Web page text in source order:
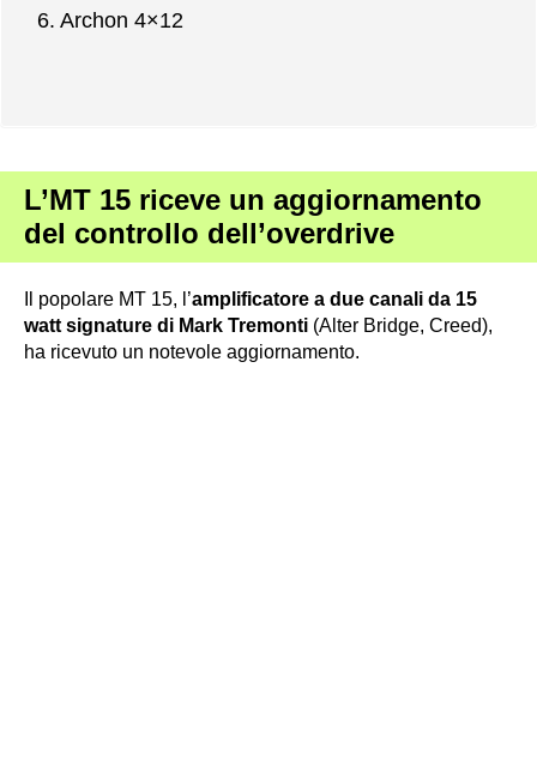
Archon 4×12
L’MT 15 riceve un aggiornamento
del controllo dell’overdrive
Il popolare MT 15, l’amplificatore a due canali da 15
watt signature di Mark Tremonti (Alter Bridge, Creed),
ha ricevuto un notevole aggiornamento.